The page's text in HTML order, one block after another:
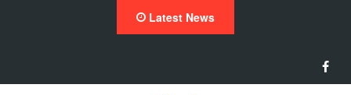
Latest News